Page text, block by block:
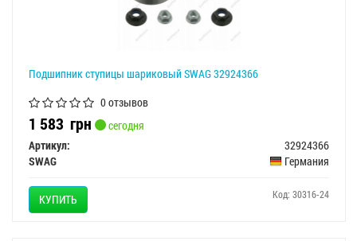
Подшипник ступицы шариковый SWAG 32924366
0 отзывов
1 583 грн
сегодня
Артикул:
32924366
SWAG
Германия
КУПИТЬ Код: 30316-24